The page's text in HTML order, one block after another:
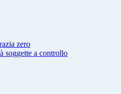
zero
soggette a controllo